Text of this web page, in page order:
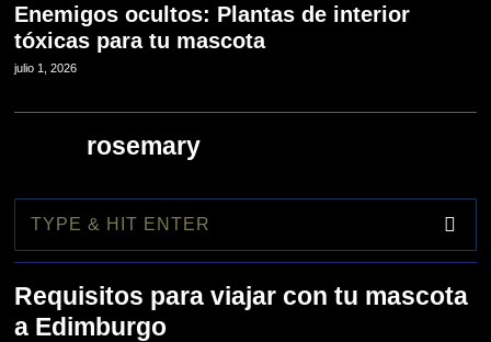
Enemigos ocultos: Plantas de interior
tóxicas para tu mascota
julio 1, 2026
rosemary
1
Requisitos para viajar con tu mascota
a Edimburgo